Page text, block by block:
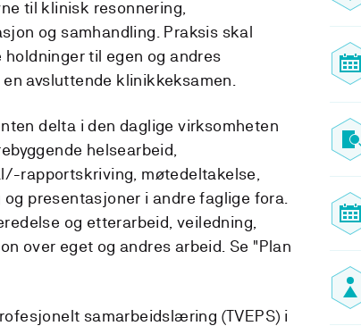
til klinisk resonnering,
og samhandling. Praksis skal
til egen og andres
avsluttende klinikkeksamen.
delta i den daglige virksomheten
helsearbeid,
rapportskriving, møtedeltakelse,
presentasjoner i andre faglige fora.
og etterarbeid, veiledning,
over eget og andres arbeid. Se "Plan
samarbeidslæring (TVEPS) i